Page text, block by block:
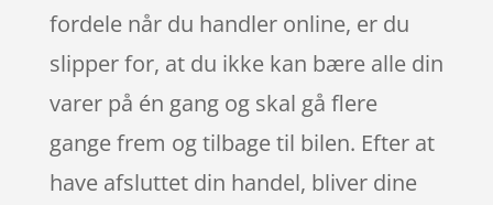
fordele når du handler online, er du
slipper for, at du ikke kan bære alle din
varer på én gang og skal gå flere
gange frem og tilbage til bilen. Efter at
have afsluttet din handel, bliver dine